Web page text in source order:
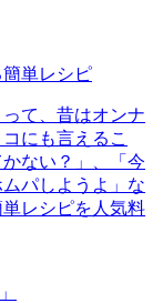
単レシピ
て、昔はオンナ
にも言えるこ
ない？」、「今
パしようよ」な
レシピを人気料